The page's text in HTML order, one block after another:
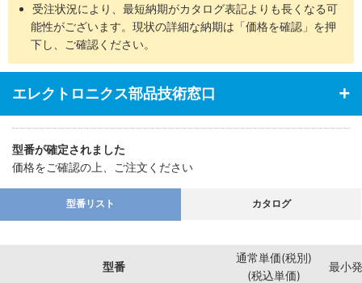
受注状況により、最短納期がカタログ表記よりも長くなる可
能性がございます。現状の詳細な納期は「価格を確認」を押
下し、ご確認ください。
エレクトロニクス部品技術窓口
型番が確定されました
価格をご確認の上、ご注文ください
型番リスト カタログ
型番
通常単価(税別)
(税込単価)
最小